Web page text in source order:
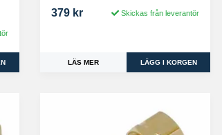
379 kr Skickas från leverantör
LÄS MER